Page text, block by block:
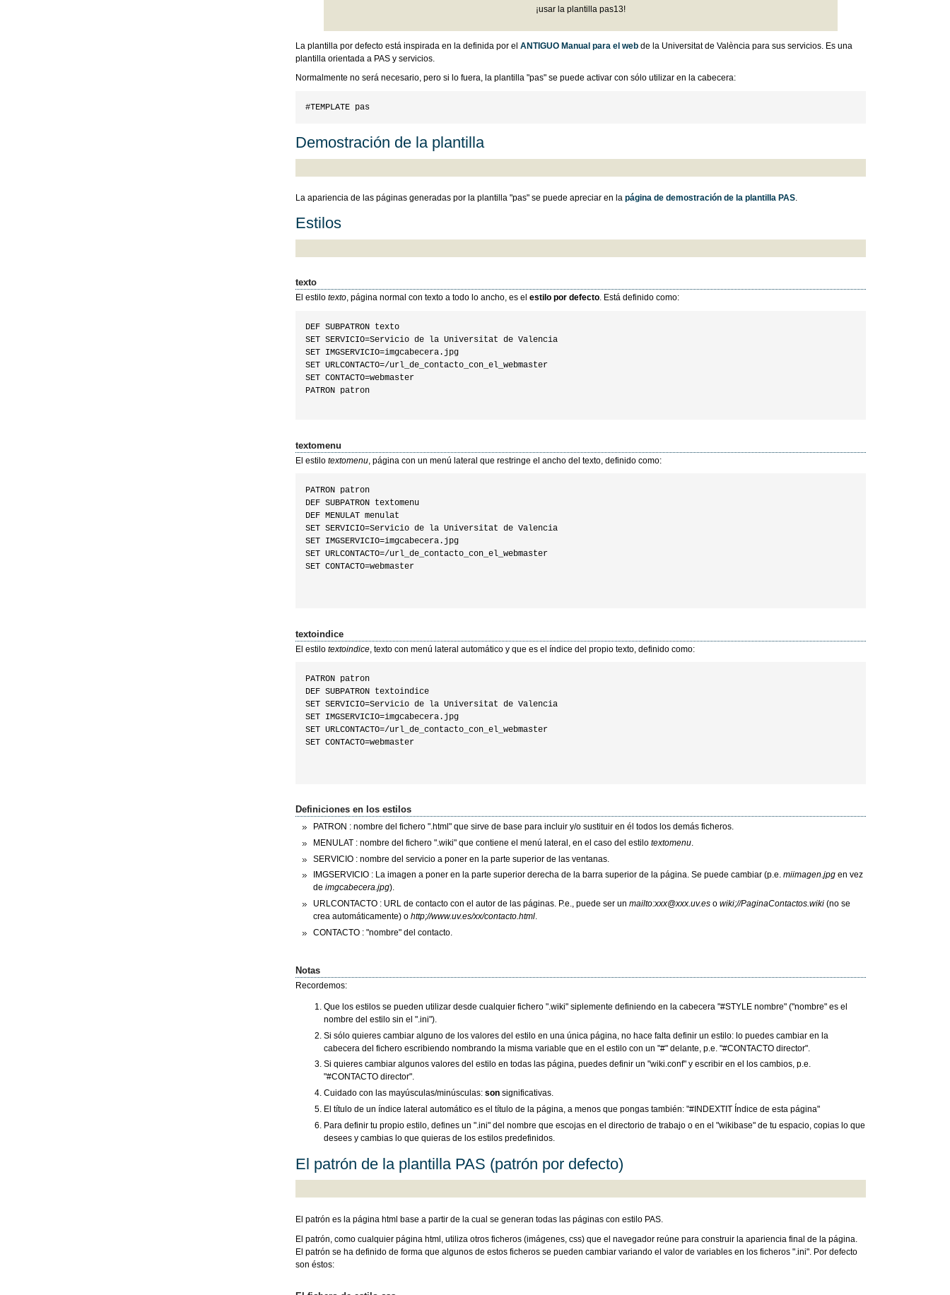
¡usar la plantilla pas13!
La plantilla por defecto está inspirada en la definida por el ANTIGUO Manual para el webde la Universitat de València para sus servicios. Es una
plantilla orientada a PAS y servicios.
Normalmente no será necesario, pero si lo fuera, la plantilla "pas" se puede activar con sólo utilizar en la cabecera:
Demostración de la plantilla
La apariencia de las páginas generadas por la plantilla "pas" se puede apreciar en la página de demostración de la plantilla PAS.
Estilos
texto
El estilo texto, página normal con texto a todo lo ancho, es el estilo por defecto. Está definido como:
DEF SUBPATRON texto
SET SERVICIO=Servicio de la Universitat de Valencia
SET IMGSERVICIO=imgcabecera.jpg
SET URLCONTACTO=/url_de_contacto_con_el_webmaster
SET CONTACTO=webmaster
PATRON patron
textomenu
El estilo textomenu, página con un menú lateral que restringe el ancho del texto, definido como:
PATRON patron
DEF SUBPATRON textomenu
DEF MENULAT menulat
SET SERVICIO=Servicio de la Universitat de Valencia
SET IMGSERVICIO=imgcabecera.jpg
SET URLCONTACTO=/url_de_contacto_con_el_webmaster
SET CONTACTO=webmaster
textoindice
El estilo textoindice, texto con menú lateral automático y que es el índice del propio texto, definido como:
PATRON patron
DEF SUBPATRON textoindice
SET SERVICIO=Servicio de la Universitat de Valencia
SET IMGSERVICIO=imgcabecera.jpg
SET URLCONTACTO=/url_de_contacto_con_el_webmaster
SET CONTACTO=webmaster
Definiciones en los estilos
PATRON : nombre del fichero ".html" que sirve de base para incluir y/o sustituir en él todos los demás ficheros.
MENULAT : nombre del fichero ".wiki" que contiene el menú lateral, en el caso del estilo textomenu.
SERVICIO : nombre del servicio a poner en la parte superior de las ventanas.
IMGSERVICIO : La imagen a poner en la parte superior derecha de la barra superior de la página. Se puede cambiar (p.e. miimagen.jpgen vez
de imgcabecera.jpg).
URLCONTACTO : URL de contacto con el autor de las páginas. P.e., puede ser un mailto:xxx@xxx.uv.eso wiki;//PaginaContactos.wiki(no se
crea automáticamente) o http;//www.uv.es/xx/contacto.html.
CONTACTO : "nombre" del contacto.
Notas
Recordemos:
Que los estilos se pueden utilizar desde cualquier fichero ".wiki" siplemente definiendo en la cabecera "#STYLE nombre" ("nombre" es el
nombre del estilo sin el ".ini").
Si sólo quieres cambiar alguno de los valores del estilo en una única página, no hace falta definir un estilo: lo puedes cambiar en la
cabecera del fichero escribiendo nombrando la misma variable que en el estilo con un "#" delante, p.e. "#CONTACTO director".
Si quieres cambiar algunos valores del estilo en todas las página, puedes definir un "wiki.conf" y escribir en el los cambios, p.e.
"#CONTACTO director".
Cuidado con las mayúsculas/minúsculas: sonsignificativas.
El título de un índice lateral automático es el título de la página, a menos que pongas también: "#INDEXTIT Índice de esta página"
Para definir tu propio estilo, defines un ".ini" del nombre que escojas en el directorio de trabajo o en el "wikibase" de tu espacio, copias lo que
desees y cambias lo que quieras de los estilos predefinidos.
El patrón de la plantilla PAS (patrón por defecto)
El patrón es la página html base a partir de la cual se generan todas las páginas con estilo PAS.
El patrón, como cualquier página html, utiliza otros ficheros (imágenes, css) que el navegador reúne para construir la apariencia final de la página.
El patrón se ha definido de forma que algunos de estos ficheros se pueden cambiar variando el valor de variables en los ficheros ".ini". Por defecto
son éstos: